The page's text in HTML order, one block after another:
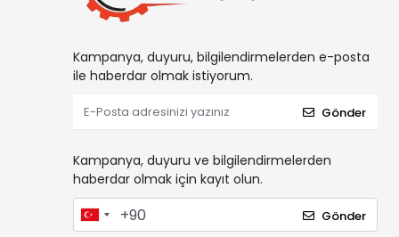
Kampanya, duyuru, bilgilendirmelerden e-posta
ile haberdar olmak istiyorum.
Gönder
Kampanya, duyuru ve bilgilendirmelerden
haberdar olmak için kayıt olun.
Gönder